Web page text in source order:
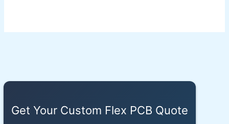
Get Your Custom Flex PCB Quote